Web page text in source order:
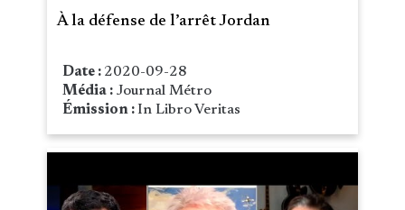
À la défense de l’arrêt Jordan
Date : 2020-09-28
Média : Journal Métro
Émission :In Libro Veritas